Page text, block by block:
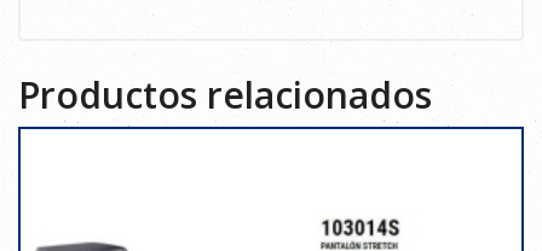
Productos relacionados